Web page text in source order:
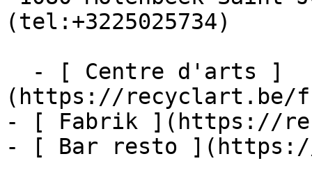
(tel:+3225025734)
(https://recyclart.be/
- [ Fabrik ](https://
- [ Bar resto